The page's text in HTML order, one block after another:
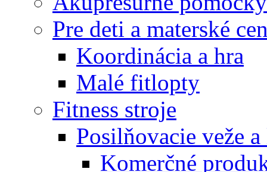
Pre deti a materské
Koordinácia a hra
Malé fitlopty
Fitness stroje
Posilňovacie veže
Komerčné